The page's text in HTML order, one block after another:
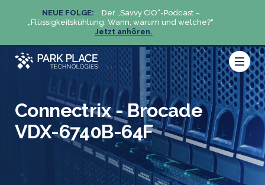
NEUE FOLGE:
Der „Savvy CIO“-Podcast –
„Flüssigkeitskühlung: Wann, warum und welche?“
Jetzt anhören.
Connectrix - Brocade
VDX-6740B-64F